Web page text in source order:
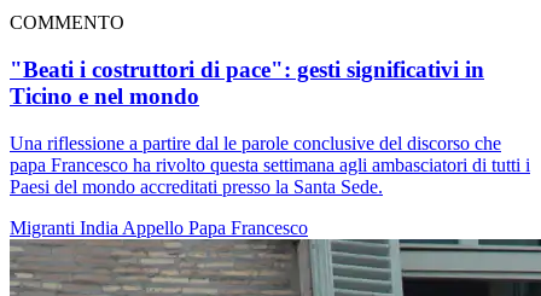
COMMENTO
"Beati i costruttori di pace": gesti significativi in
Ticino e nel mondo
Una riflessione a partire dal le parole conclusive del discorso che
papa Francesco ha rivolto questa settimana agli ambasciatori di tutti i
Paesi del mondo accreditati presso la Santa Sede.
Migranti India Appello Papa Francesco